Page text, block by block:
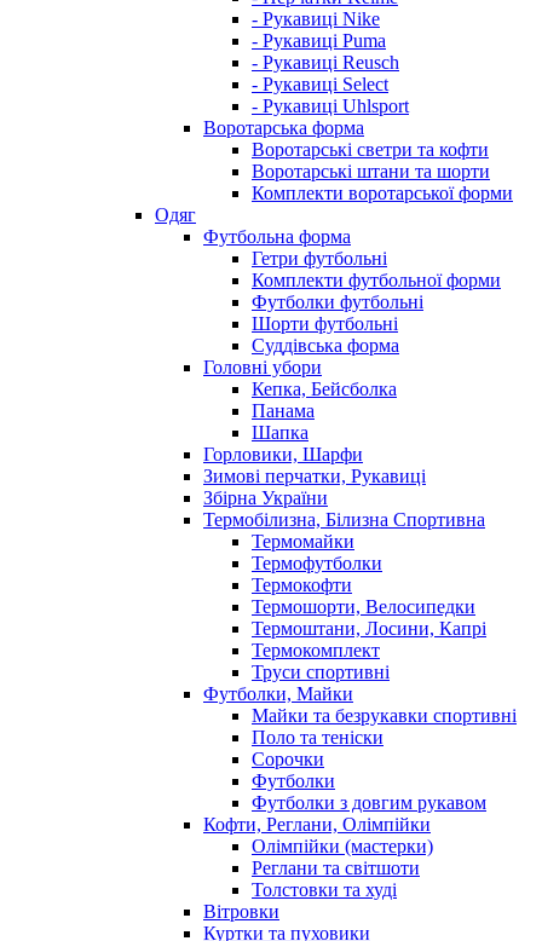
- Рукавиці Nike
- Рукавиці Puma
- Рукавиці Reusch
- Рукавиці Select
- Рукавиці Uhlsport
Воротарська форма
Воротарські светри та кофти
Воротарські штани та шорти
Комплекти воротарської форми
Одяг
Футбольна форма
Гетри футбольні
Комплекти футбольної форми
Футболки футбольні
Шорти футбольні
Суддівська форма
Головні убори
Кепка, Бейсболка
Панама
Шапка
Горловики, Шарфи
Зимові перчатки, Рукавиці
Збірна України
Термобілизна, Білизна Спортивна
Термомайки
Термофутболки
Термокофти
Термошорти, Велосипедки
Термоштани, Лосини, Капрі
Термокомплект
Труси спортивні
Футболки, Майки
Майки та безрукавки спортивні
Поло та теніски
Сорочки
Футболки
Футболки з довгим рукавом
Кофти, Реглани, Олімпійки
Олімпійки (мастерки)
Реглани та світшоти
Толстовки та худі
Вітровки
Куртки та пуховики